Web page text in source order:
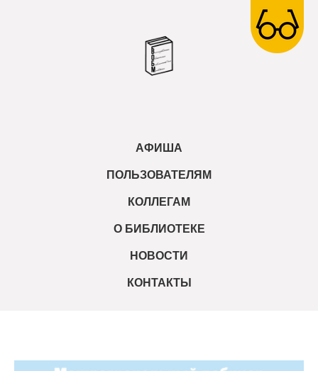
АФИША
ПОЛЬЗОВАТЕЛЯМ
КОЛЛЕГАМ
О БИБЛИОТЕКЕ
НОВОСТИ
КОНТАКТЫ